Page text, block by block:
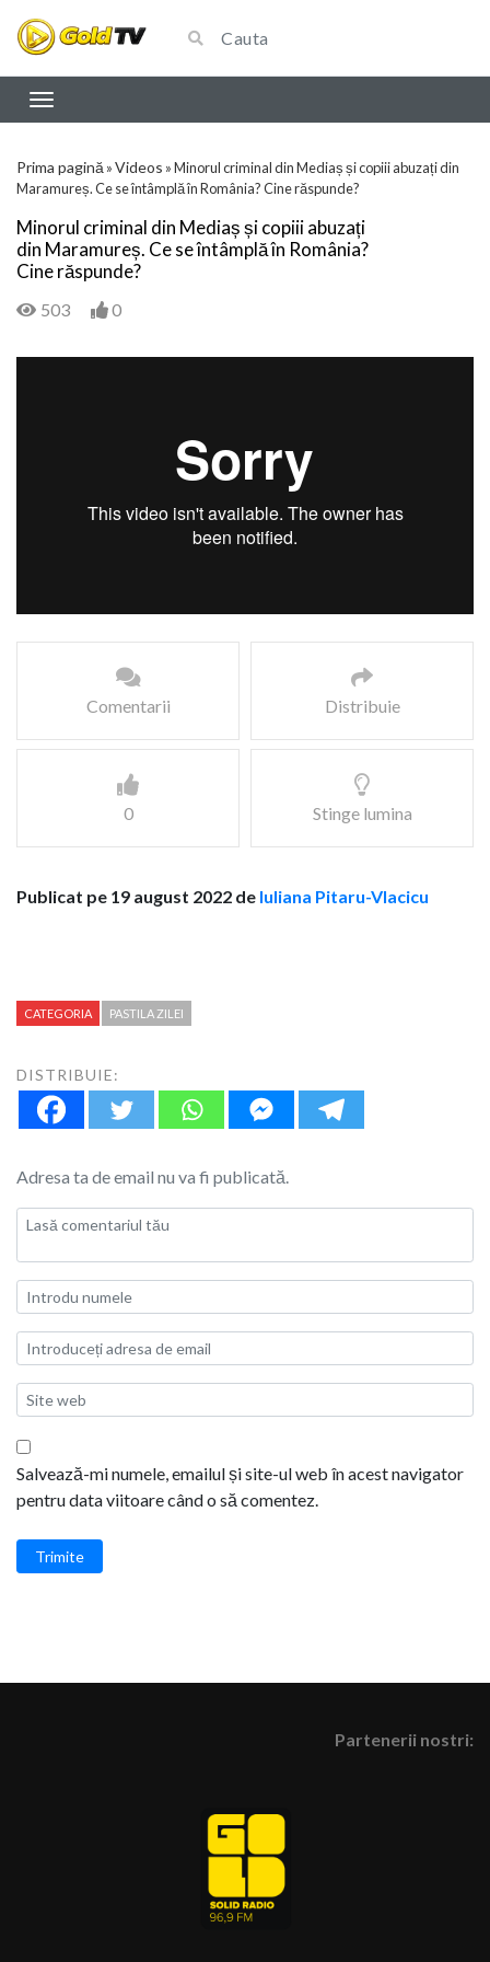
Prima pagină »Videos »Minorul criminal din Mediaș și copiii abuzați din
Maramureș. Ce se întâmplă în România? Cine răspunde?
Minorul criminal din Mediaș și copiii abuzați
din Maramureș. Ce se întâmplă în România?
Cine răspunde?
503 0
Comentarii Distribuie
0 Stinge lumina
Publicat pe 19 august 2022 de Iuliana Pitaru-Vlacicu
CATEGORIA PASTILA ZILEI
DISTRIBUIE:
Adresa ta de email nu va fi publicată.
Salvează-mi numele, emailul și site-ul web în acest navigator
pentru data viitoare când o să comentez.
Trimite
Partenerii nostri: